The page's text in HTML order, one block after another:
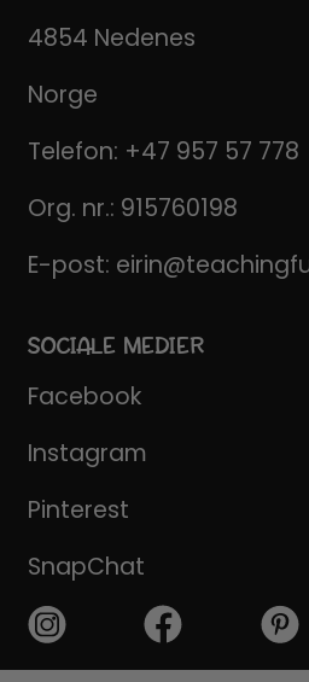
4854 Nedenes
Norge
Telefon: +47 957 57 778
Org. nr.: 915760198
E-post:
SOCIALE MEDIER
Facebook
Instagram
Pinterest
SnapChat